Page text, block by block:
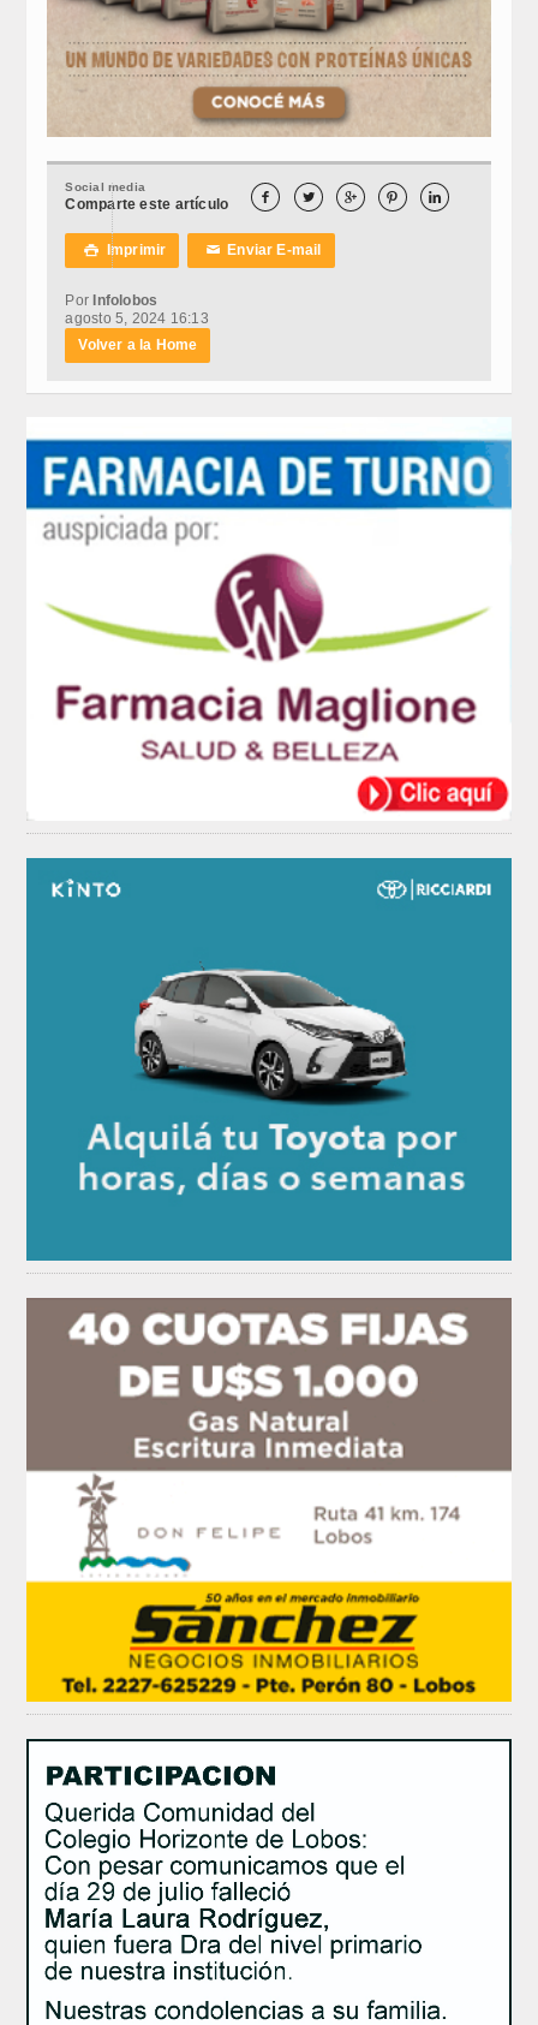
Social media
Comparte este artículo     
 Imprimir ✉Enviar E-mail
PorInfolobos
agosto 5, 2024 16:13
Volver a la Home